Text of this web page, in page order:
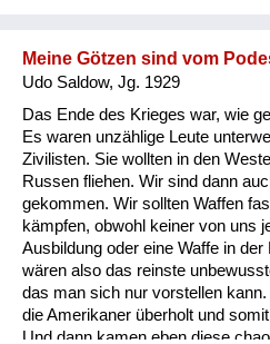
Meine Götzen sind vom
Udo Saldow, Jg. 1929
Das Ende des Krieges war, wie
Es waren unzählige Leute
Zivilisten. Sie wollten in den
Russen fliehen. Wir sind dann
gekommen. Wir sollten Waffen
kämpfen, obwohl keiner von uns
Ausbildung oder eine Waffe in
wären also das reinste
das man sich nur vorstellen
die Amerikaner überholt und
Und dann kamen eben diese